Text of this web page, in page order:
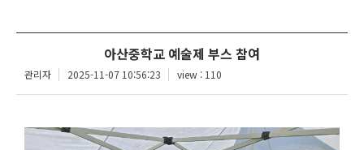
아산중학교 예술제 부스 참여
관리자 2025-11-07 10:56:23 view : 110